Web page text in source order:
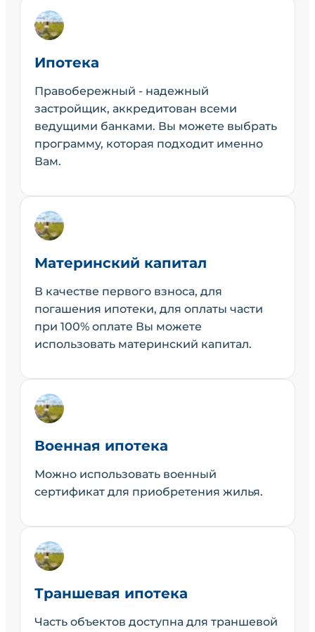
Ипотека
Правобережный - надежный
застройщик, аккредитован всеми
ведущими банками. Вы можете выбрать
программу, которая подходит именно
Вам.
Материнский капитал
В качестве первого взноса, для
погашения ипотеки, для оплаты части
при 100% оплате Вы можете
использовать материнский капитал.
Военная ипотека
Можно использовать военный
сертификат для приобретения жилья.
Траншевая ипотека
Часть объектов доступна для траншевой